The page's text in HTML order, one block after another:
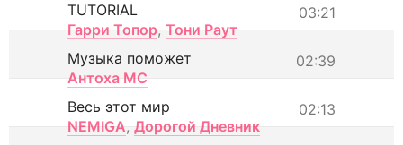
03:21
TUTORIAL
Гарри Топор, Тони Раут
02:39
Музыка поможет
Антоха МС
02:13
Весь этот мир
NEMIGA, Дорогой Дневник